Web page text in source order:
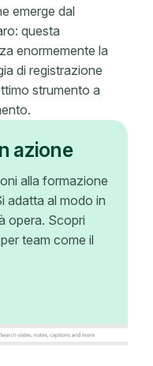
emerge dal
questa
enormemente la
di registrazione
strumento a
azione
alla formazione
adatta al modo in
opera. Scopri
team come il